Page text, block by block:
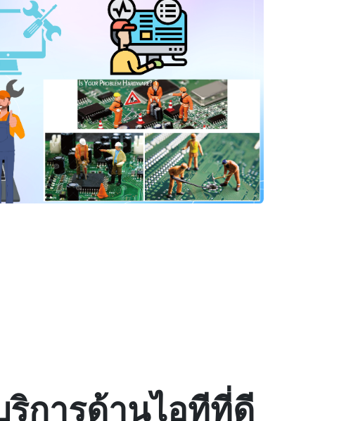
ริการด้านไอทีที่ดี